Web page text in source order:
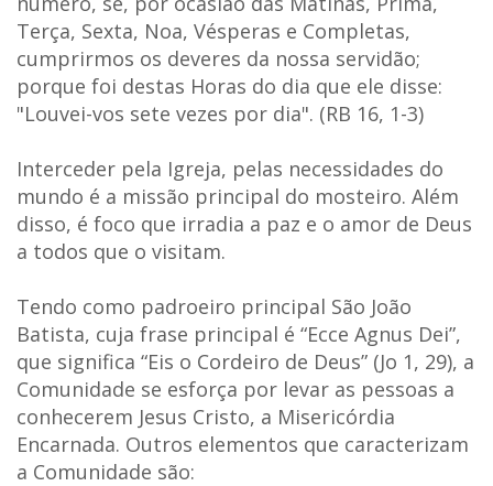
Terça, Sexta, Noa, Vésperas e Completas,
cumprirmos os deveres da nossa servidão;
porque foi destas Horas do dia que ele disse:
"Louvei-vos sete vezes por dia". (RB 16, 1-3)
Interceder pela Igreja, pelas necessidades do
mundo é a missão principal do mosteiro. Além
disso, é foco que irradia a paz e o amor de Deus
a todos que o visitam.
Tendo como padroeiro principal São João
Batista, cuja frase principal é “Ecce Agnus Dei”,
que significa “Eis o Cordeiro de Deus” (Jo 1, 29), a
Comunidade se esforça por levar as pessoas a
conhecerem Jesus Cristo, a Misericórdia
Encarnada. Outros elementos que caracterizam
a Comunidade são: